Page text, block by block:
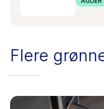
Flere